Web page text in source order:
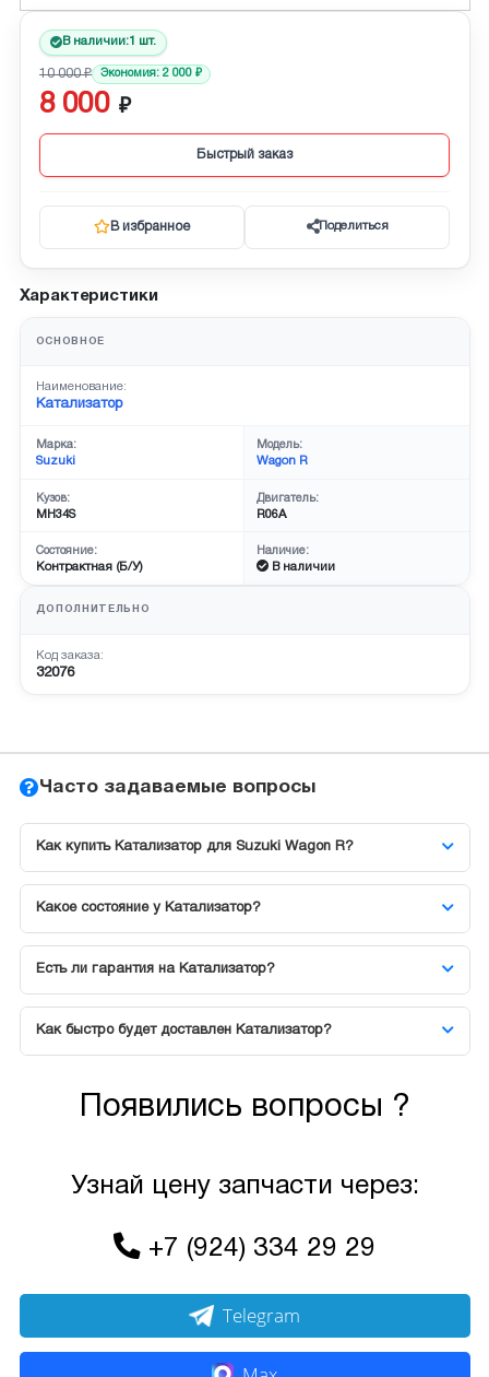
В наличии:1 шт.
10 000 Экономия: 2 000
8 000
Быстрый заказ
В избранное Поделиться
Характеристики
ОСНОВНОЕ
Наименование:
Катализатор
Марка:
Suzuki
Модель:
Wagon R
Кузов:
MH34S
Двигатель:
R06A
Состояние:
Контрактная (Б/У)
Наличие:
В наличии
ДОПОЛНИТЕЛЬНО
Код заказа:
32076
Часто задаваемые вопросы
Как купить Катализатор для Suzuki Wagon R?
Какое состояние у Катализатор?
Есть ли гарантия на Катализатор?
Как быстро будет доставлен Катализатор?
Появились вопросы ?
Узнай цену запчасти через:
+7 (924) 334 29 29
Telegram